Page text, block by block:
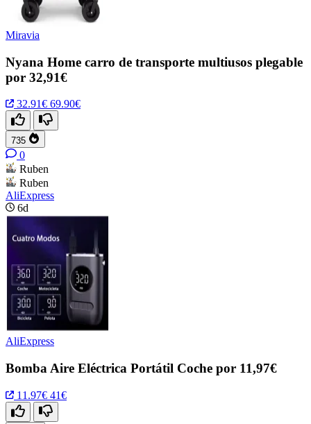
Miravia
Nyana Home carro de transporte multiusos plegable
por 32,91€
32.91€ 69.90€
735
0
Ruben
Ruben
AliExpress
6d
AliExpress
Bomba Aire Eléctrica Portátil Coche por 11,97€
11.97€ 41€